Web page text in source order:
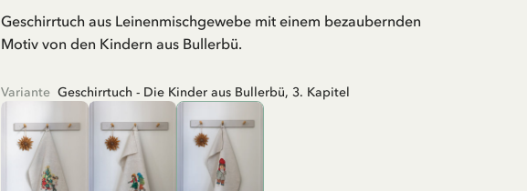
Geschirrtuch aus Leinenmischgewebe mit einem bezaubernden
Motiv von den Kindern aus Bullerbü.
Variante Geschirrtuch - Die Kinder aus Bullerbü, 3. Kapitel